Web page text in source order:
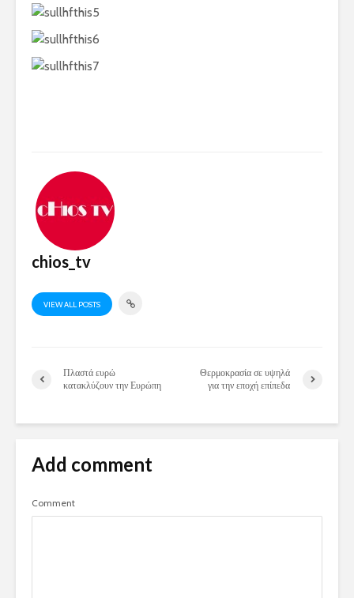
chios_tv
VIEW ALL POSTS
Πλαστά ευρώ
κατακλύζουν την Ευρώπη
Θερμοκρασία σε υψηλά
για την εποχή επίπεδα
Add comment
Comment